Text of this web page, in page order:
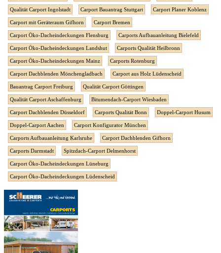
Qualität Carport Ingolstadt Carport Bauantrag Stuttgart Carport Planer Koblenz
Carport mit Geräteraum Gifhorn Carport Bremen
Carport Öko-Dacheindeckungen Flensburg Carports Aufbauanleitung Bielefeld
Carport Öko-Dacheindeckungen Landshut Carports Qualität Heilbronn
Carport Öko-Dacheindeckungen Mainz Carports Rotenburg
Carport Dachblenden Mönchengladbach Carport aus Holz Lüdenscheid
Bauantrag Carport Freiburg Qualität Carport Göttingen
Qualität Carport Aschaffenburg Bitumendach-Carport Wiesbaden
Carport Dachblenden Düsseldorf Carports Qualität Bonn Doppel-Carport Husum
Doppel-Carport Aachen Carport Konfigurator München
Carports Aufbauanleitung Karlsruhe Carport Dachblenden Gifhorn
Carports Darmstadt Spitzdach-Carport Delmenhorst
Carport Öko-Dacheindeckungen Lüneburg
Carport Öko-Dacheindeckungen Lüdenscheid